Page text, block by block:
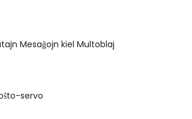
Mesaĝojn kiel Multoblaj
servo